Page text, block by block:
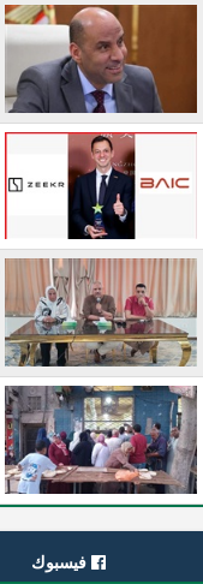
فيسبوك